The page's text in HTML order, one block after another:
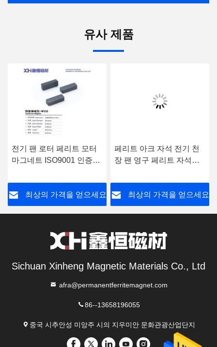
유사 제품
전기 팬 로터 페리트 모터
마그네트 ISO9001 인증
최상의 가격을 얻으세요
페리트 아크 자석 전기 천
장 팬 영구 페리트 자석
최상의 가격을 얻으세요
Sichuan Xinheng Magnetic Materials Co., Ltd
afra@permanentferritemagnet.com
86--13658196055
중국 시추안성 미앙주 시의 지우미안 문화관광산업단지